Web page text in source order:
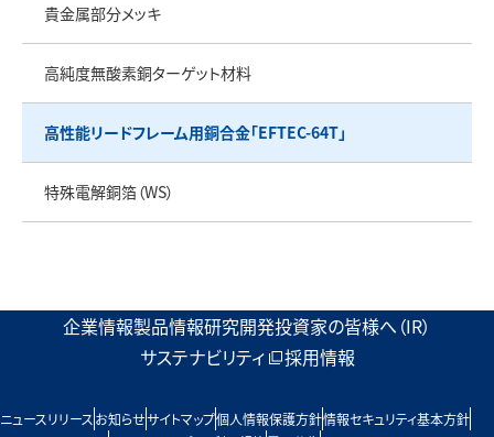
貴金属部分メッキ
高純度無酸素銅ターゲット材料
高性能リードフレーム用銅合金「EFTEC-64T」
特殊電解銅箔（WS）
企業情報製品情報研究開発投資家の皆様へ（IR）
サステナビリティ
採用情報
ニュースリリース お知らせサイトマップ個人情報保護方針情報セキュリティ基本方針